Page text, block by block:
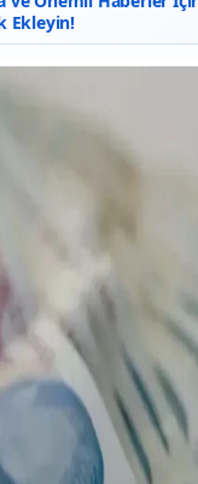
Ekleyin!